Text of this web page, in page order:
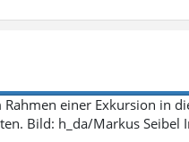
Rahmen einer Exkursion in
Bild: h_da/Markus Seibel